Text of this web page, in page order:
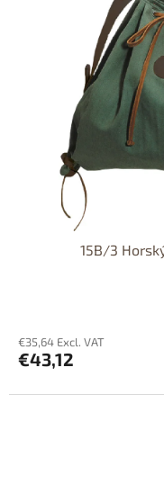
15B/3
€35,64 Excl. VAT
€43,12